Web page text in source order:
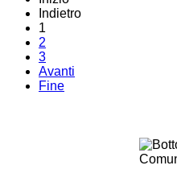
Indietro
1
2
3
Avanti
Fine